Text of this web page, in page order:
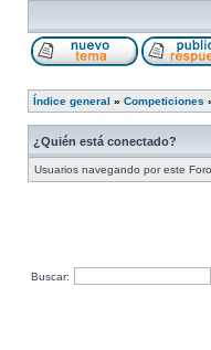
Índice general » Competiciones
¿Quién está conectado?
Usuarios navegando por este
Buscar: